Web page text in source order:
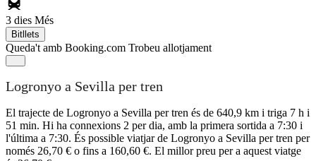
3 dies Més
Bitllets
Queda't amb Booking.com Trobeu allotjament
Logronyo a Sevilla per tren
El trajecte de Logronyo a Sevilla per tren és de 640,9 km i triga 7 h i
51 min. Hi ha connexions 2 per dia, amb la primera sortida a 7:30 i
l'última a 7:30. És possible viatjar de Logronyo a Sevilla per tren per
només 26,70 € o fins a 160,60 €. El millor preu per a aquest viatge